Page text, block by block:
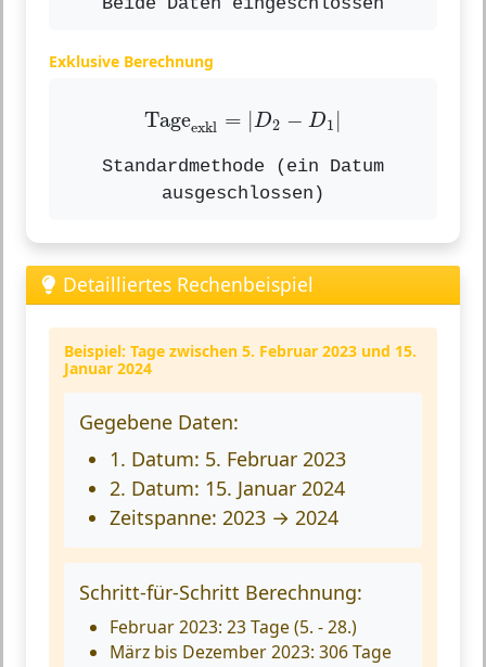
Beide Daten eingeschlossen
Exklusive Berechnung
Tageexkl = |D2 − D1
Tage =| −D 1
Standardmethode (ein Datum
ausgeschlossen)
Detailliertes Rechenbeispiel
Beispiel: Tage zwischen 5. Februar 2023 und 15.
Januar 2024
Gegebene Daten:
1. Datum: 5. Februar 2023
2. Datum: 15. Januar 2024
Zeitspanne: 2023 → 2024
Schritt-für-Schritt Berechnung:
Februar 2023: 23 Tage (5. - 28.)
März bis Dezember 2023: 306 Tage